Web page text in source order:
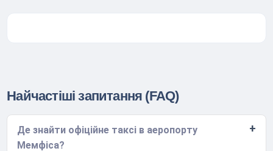
Найчастіші запитання (FAQ)
Де знайти офіційне таксі в аеропорту
Мемфіса?